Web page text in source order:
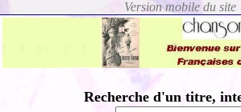
Recherche d'un titre,